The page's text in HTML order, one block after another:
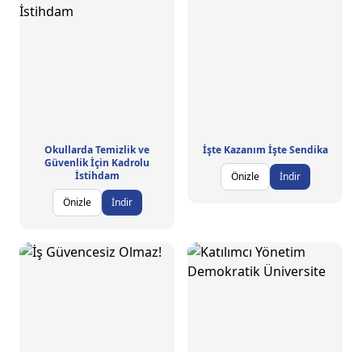
Okullarda Temizlik ve
Güvenlik İçin Kadrolu
İstihdam
Önizle
İndir
İşte Kazanım İşte Sendika
Önizle
İndir